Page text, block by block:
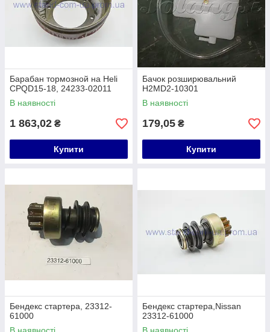
Барабан тормозной на Heli
CPQD15-18, 24233-02011
В наявності
1 863,02 ₴
Купити
Бачок розширювальний
H2MD2-10301
В наявності
179,05 ₴
Купити
Бендекс стартера, 23312-
61000
Бендекс стартера,Nissan
23312-61000